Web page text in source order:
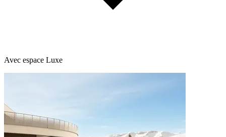
Avec espace Luxe